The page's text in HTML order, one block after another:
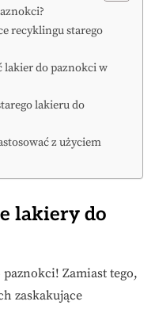
recyklingu starego
lakier do paznokci w
lakieru do
z użyciem
lakiery do
Zamiast tego,
zaskakujące